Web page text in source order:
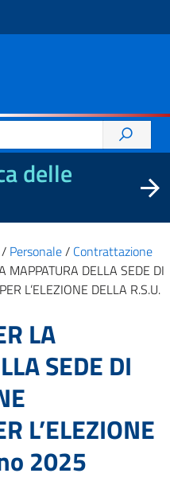
delle
/ Personale/ Contrattazione
MAPPATURA DELLA SEDE DI
L’ELEZIONE DELLA R.S.U.
LA
SEDE DI
L’ELEZIONE
2025